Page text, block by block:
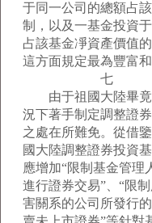
于同一公司的總額占
制，以及一基金投資
占該基金凈資產價值
這方面規定最為豐富和
七
由于祖國大陸畢竟
況下著手制定調整證
之處在所難免。從借
國大陸調整證券投資
應增加“限制基金管理
進行證券交易”、“限
害關系的公司所發行